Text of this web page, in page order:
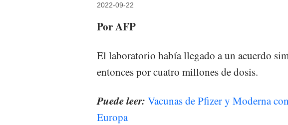
2022-09-22
Por AFP
El laboratorio había llegado a un acuerdo
entonces por cuatro millones de dosis.
Puede leer: Vacunas de Pfizer y Moderna
Europa